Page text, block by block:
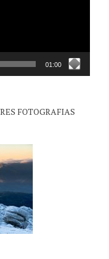
01:00
FOTOGRAFIAS